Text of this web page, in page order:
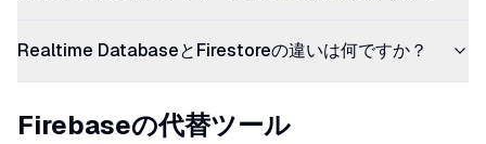
Realtime DatabaseとFirestoreの違いは何ですか？
Firebaseの代替ツール